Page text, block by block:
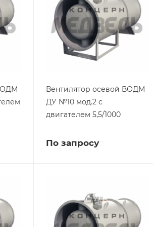
Вентилятор осевой ВОДМ
ДУ №10 мод.2 с
двигателем 5,5/1000
По запросу